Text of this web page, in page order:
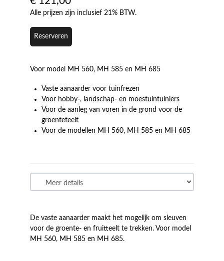
Alle prijzen zijn inclusief 21% BTW.
Reserveren
Voor model MH 560, MH 585 en MH 685
Vaste aanaarder voor tuinfrezen
Voor hobby-, landschap- en moestuintuiniers
Voor de aanleg van voren in de grond voor de
groenteteelt
Voor de modellen MH 560, MH 585 en MH 685
De vaste aanaarder maakt het mogelijk om sleuven
voor de groente- en fruitteelt te trekken. Voor model
MH 560, MH 585 en MH 685.